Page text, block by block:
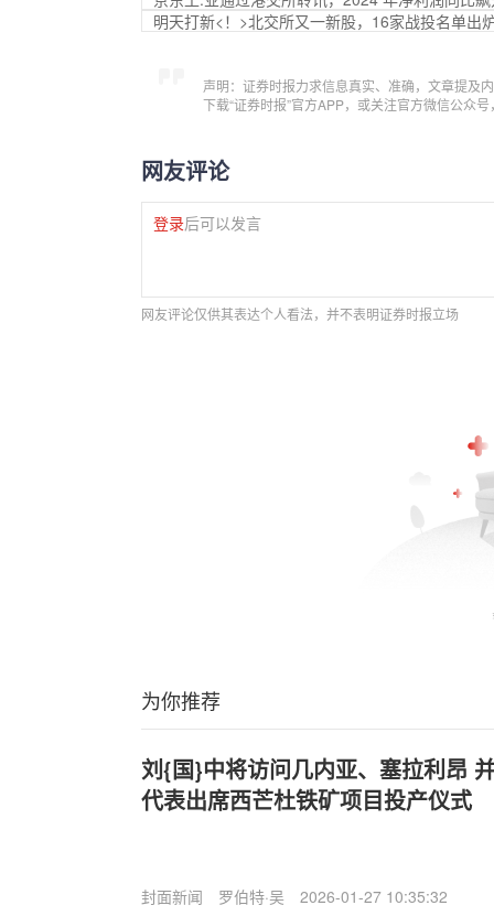
明天打新<！>北交所又一新股，16家战投名单出
声明：证券时报力求信息真实、准确，文章提及
下载“证券时报”官方APP，或关注官方微信公众
网友评论
登录后可以发言
网友评论仅供其表达个人看法，并不表明证券时报立场
为你推荐
刘{国}中将访问几内亚、塞拉利昂
代表出席西芒杜铁矿项目投产仪式
封面新闻 罗伯特·吴 2026-01-27 10:35:32